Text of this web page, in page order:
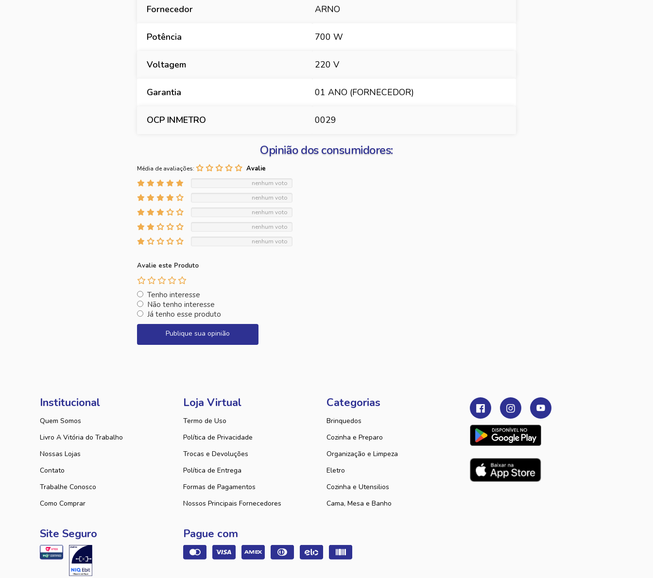
Fornecedor ARNO
Potência 700 W
Voltagem 220 V
Garantia 01 ANO (FORNECEDOR)
OCP INMETRO 0029
Opinião dos consumidores:
Média de avaliações:
nenhum voto
nenhum voto
nenhum voto
nenhum voto
nenhum voto
Avalie este Produto
Tenho interesse
Não tenho interesse
Já tenho esse produto
Publique sua opinião
Institucional
Quem Somos
Livro A Vitória do Trabalho
Nossas Lojas
Contato
Trabalhe Conosco
Como Comprar
Loja Virtual
Termo de Uso
Política de Privacidade
Trocas e Devoluções
Política de Entrega
Formas de Pagamentos
Nossos Principais Fornecedores
Categorias
Brinquedos
Cozinha e Preparo
Organização e Limpeza
Eletro
Cozinha e Utensilios
Cama, Mesa e Banho
Site Seguro Pague com